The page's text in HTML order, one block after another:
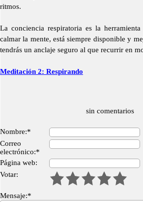
ritmos.
La conciencia respiratoria es la
calmar la mente, está siempre disponible y
tendrás un anclaje seguro al que recurrir en
Meditación 2: Respirando
sin comentarios
Nombre:*
Correo
electrónico:*
Página web:
Votar:
Mensaje:*